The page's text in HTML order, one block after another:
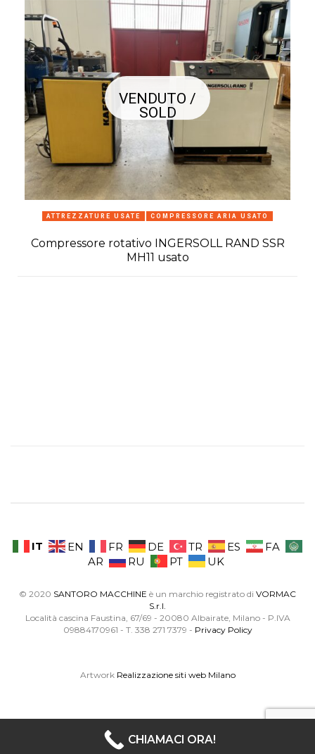
VENDUTO /
SOLD
ATTREZZATURE USATE COMPRESSORE ARIA USATO
Compressore rotativo INGERSOLL RAND SSR
MH11 usato
IT EN FR DE TR ES
FA
AR
RU PT UK
© 2020 SANTORO MACCHINE è un marchio registrato di VORMAC
S.r.l.
Località cascina Faustina, 67/69 - 20080 Albairate, Milano - P.IVA
09884170961 - T. 338 271 7379 - Privacy Policy
Artwork Realizzazione siti web Milano
CHIAMACI ORA!